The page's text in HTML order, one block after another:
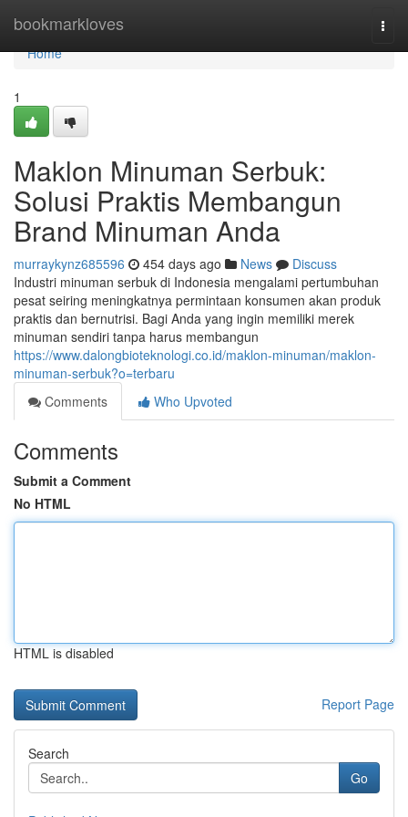
bookmarkloves
Home
Home
1
Maklon Minuman Serbuk:
Solusi Praktis Membangun
Brand Minuman Anda
murraykynz685596 454 days ago News
Discuss
Industri minuman serbuk di Indonesia mengalami pertumbuhan
pesat seiring meningkatnya permintaan konsumen akan produk
praktis dan bernutrisi. Bagi Anda yang ingin memiliki merek
minuman sendiri tanpa harus membangun
https://www.dalongbioteknologi.co.id/maklon-minuman/maklon-
minuman-serbuk?o=terbaru
Comments
Who Upvoted
Comments
Submit a Comment
No HTML
HTML is disabled
Report Page
Search
Go